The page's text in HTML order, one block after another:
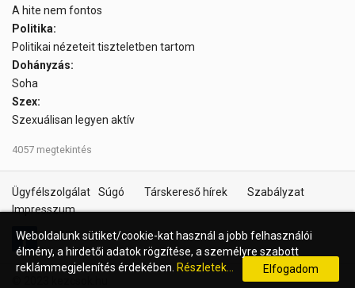
A hite nem fontos
Politika:
Politikai nézeteit tiszteletben tartom
Dohányzás:
Soha
Szex:
Szexuálisan legyen aktív
4057 megtekintés
Ügyfélszolgálat Súgó Társkereső hírek
Szabályzat
Impresszum
Weboldalunk sütiket/cookie-kat használ a jobb felhasználói
élmény, a hirdetői adatok rögzítése, a személyre szabott
reklámmegjelenítés érdekében. Részletek... Elfogadom